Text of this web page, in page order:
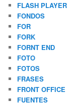
FLASH PLAYER
FONDOS
FOR
FORK
FORNT END
FOTO
FOTOS
FRASES
FRONT OFFICE
FUENTES